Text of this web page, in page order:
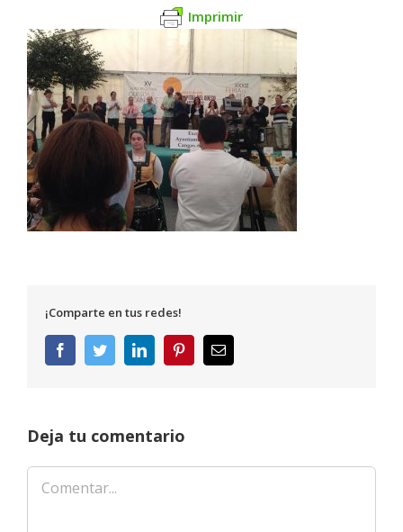
Imprimir
¡Comparte en tus redes!
FacebookTwitterLinkedInPinterestCorreo
electrónico
Deja tu comentario
Comentar